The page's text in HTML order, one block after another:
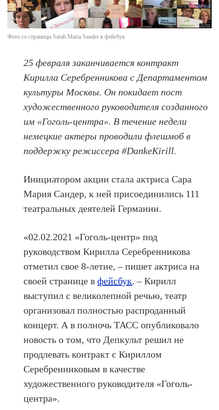
Фото со страницы Sarah Maria Sander в фейсбук
25 февраля заканчивается контракт
Кирилла Серебренникова с Департаментом
культуры Москвы. Он покидает пост
художественного руководителя созданного
им «Гоголь-центра». В течение недели
немецкие актеры проводили флешмоб в
поддержку режиссера #DankeKirill.
Инициатором акции стала актриса Сара
Мария Сандер, к ней присоединились 111
театральных деятелей Германии.
«02.02.2021 «Гоголь-центр» под
руководством Кирилла Серебренникова
отметил свое 8-летие, – пишет актриса на
своей странице вфейсбук. – Кирилл
выступил с великолепной речью, театр
организовал полностью распроданный
концерт. А в полночь ТАСС опубликовало
новость о том, что Депкульт решил не
продлевать контракт с Кириллом
Серебренниковым в качестве
художественного руководителя «Гоголь-
центра».